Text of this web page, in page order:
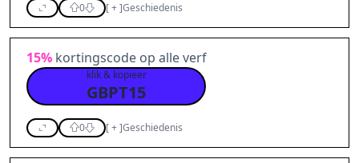
0 [+]Geschiedenis
15% kortingscode op alle verf
klik & kopieer
GBPT15
0 [+]Geschiedenis